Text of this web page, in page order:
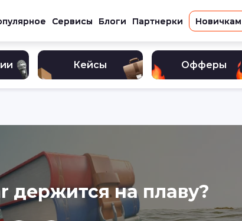
Сервисы Блоги Партнерки Новичкам
Кейсы Офферы
держится на плаву?